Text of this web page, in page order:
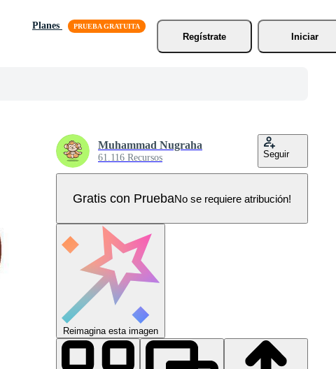
Planes
Regístrate
Iniciar
Muhammad Nugraha
61.116 Recursos Seguir
Gratis con PruebaNo se requiere atribución!
Reimagina esta imagen